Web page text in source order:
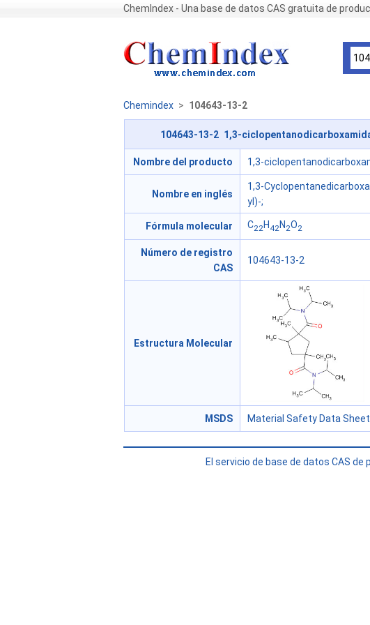
ChemIndex - Una base de datos CAS gratuita de
Chemindex > 104643-13-2
104643-13-2 1,3-
Nombre del producto 1,3-
Nombre en inglés
1,3-
yl)-;
Fórmula molecular C22H 42N 2O2
Número de registro
CAS
104643-13-2
Estructura Molecular
MSDS Material Safety Data Sheet
El servicio de base de datos CAS